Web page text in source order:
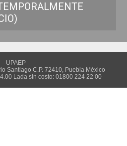
UPAEP
Santiago C.P. 72410, Puebla México
Lada sin costo: 01800 224 22 00